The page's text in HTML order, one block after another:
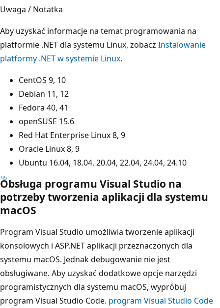
Uwaga / Notatka
Aby uzyskać informacje na temat programowania na
platformie .NET dla systemu Linux, zobacz Instalowanie
platformy .NET w systemie Linux.
CentOS 9, 10
Debian 11, 12
Fedora 40, 41
openSUSE 15.6
Red Hat Enterprise Linux 8, 9
Oracle Linux 8, 9
Ubuntu 16.04, 18.04, 20.04, 22.04, 24.04, 24.10
Obsługa programu Visual Studio na
potrzeby tworzenia aplikacji dla systemu
macOS
Program Visual Studio umożliwia tworzenie aplikacji
konsolowych i ASP.NET aplikacji przeznaczonych dla
systemu macOS. Jednak debugowanie nie jest
obsługiwane. Aby uzyskać dodatkowe opcje narzędzi
programistycznych dla systemu macOS, wypróbuj
program Visual Studio Code. program Visual Studio Code